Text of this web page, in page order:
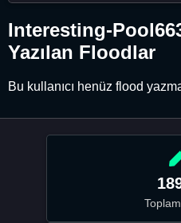
Interesting-
Yazılan Floodlar
Bu kullanıcı henüz flood